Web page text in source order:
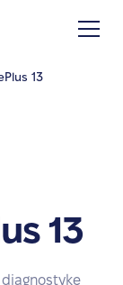
13
13
diagnostykę